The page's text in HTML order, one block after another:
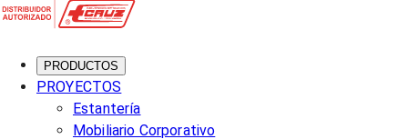
PRODUCTOS
PROYECTOS
Estantería
Mobiliario Corporativo